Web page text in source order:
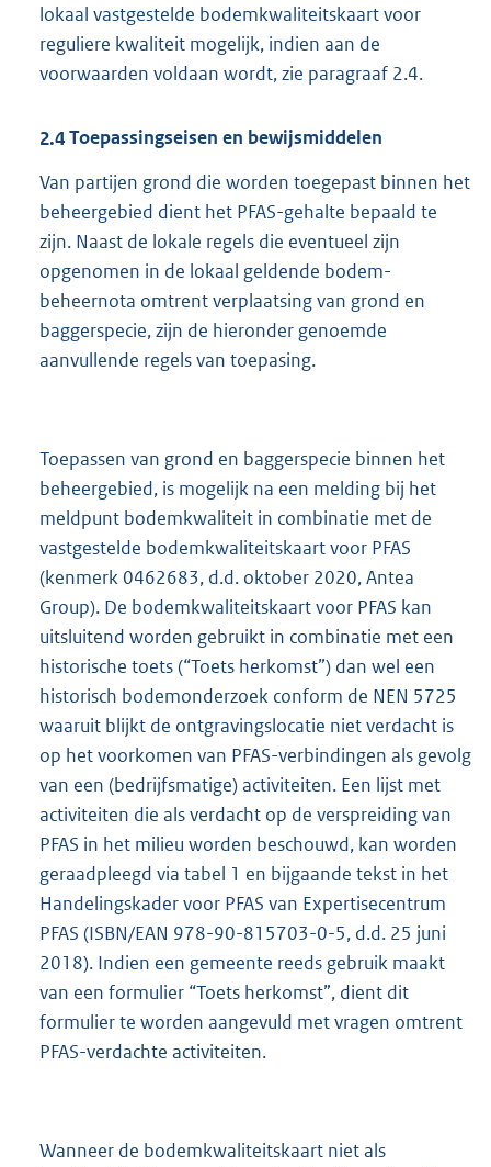
lokaal vastgestelde bodemkwaliteitskaart voor
reguliere kwaliteit mogelijk, indien aan de
voorwaarden voldaan wordt, zie paragraaf 2.4.
2.4Toepassingseisen en bewijsmiddelen
Van partijen grond die worden toegepast binnen het
beheergebied dient het PFAS-gehalte bepaald te
zijn. Naast de lokale regels die eventueel zijn
opgenomen in de lokaal geldende bodem-
beheernota omtrent verplaatsing van grond en
baggerspecie, zijn de hieronder genoemde
aanvullende regels van toepasing.
Toepassen van grond en baggerspecie binnen het
beheergebied, is mogelijk na een melding bij het
meldpunt bodemkwaliteit in combinatie met de
vastgestelde bodemkwaliteitskaart voor PFAS
(kenmerk 0462683, d.d. oktober 2020, Antea
Group). De bodemkwaliteitskaart voor PFAS kan
uitsluitend worden gebruikt in combinatie met een
historische toets (“Toets herkomst”) dan wel een
historisch bodemonderzoek conform de NEN 5725
waaruit blijkt de ontgravingslocatie niet verdacht is
op het voorkomen van PFAS-verbindingen als gevolg
van een (bedrijfsmatige) activiteiten. Een lijst met
activiteiten die als verdacht op de verspreiding van
PFAS in het milieu worden beschouwd, kan worden
geraadpleegd via tabel 1 en bijgaande tekst in het
Handelingskader voor PFAS van Expertisecentrum
PFAS (ISBN/EAN 978-90-815703-0-5, d.d. 25 juni
2018). Indien een gemeente reeds gebruik maakt
van een formulier “Toets herkomst”, dient dit
formulier te worden aangevuld met vragen omtrent
PFAS-verdachte activiteiten.
Wanneer de bodemkwaliteitskaart niet als